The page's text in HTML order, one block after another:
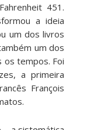
451.
a ideia
um dos livros
um dos
os tempos. Foi
a primeira
François